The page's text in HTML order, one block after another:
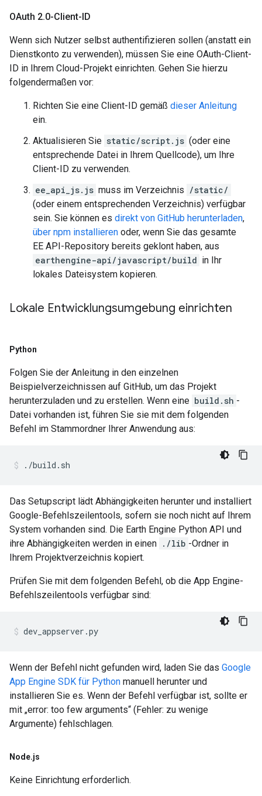
OAuth 2.0-Client-ID
Wenn sich Nutzer selbst authentifizieren sollen (anstatt ein
Dienstkonto zu verwenden), müssen Sie eine OAuth-Client-
ID in Ihrem Cloud-Projekt einrichten. Gehen Sie hierzu
folgendermaßen vor:
Richten Sie eine Client-ID gemäß dieser Anleitung
ein.
Aktualisieren Sie static/script.js (oder eine
entsprechende Datei in Ihrem Quellcode), um Ihre
Client-ID zu verwenden.
ee_api_js.js muss im Verzeichnis /static/
(oder einem entsprechenden Verzeichnis) verfügbar
sein. Sie können es direkt von GitHub herunterladen,
über npm installieren oder, wenn Sie das gesamte
EE API-Repository bereits geklont haben, aus
earthengine-api/javascript/build in Ihr
lokales Dateisystem kopieren.
Lokale Entwicklungsumgebung einrichten
Python
Folgen Sie der Anleitung in den einzelnen
Beispielverzeichnissen auf GitHub, um das Projekt
herunterzuladen und zu erstellen. Wenn eine build.sh -
Datei vorhanden ist, führen Sie sie mit dem folgenden
Befehl im Stammordner Ihrer Anwendung aus:
Das Setupscript lädt Abhängigkeiten herunter und installiert
Google-Befehlszeilentools, sofern sie noch nicht auf Ihrem
System vorhanden sind. Die Earth Engine Python API und
ihre Abhängigkeiten werden in einen ./lib -Ordner in
Ihrem Projektverzeichnis kopiert.
Prüfen Sie mit dem folgenden Befehl, ob die App Engine-
Befehlszeilentools verfügbar sind:
Wenn der Befehl nicht gefunden wird, laden Sie das Google
App Engine SDK für Python manuell herunter und
installieren Sie es. Wenn der Befehl verfügbar ist, sollte er
mit „error: too few arguments“ (Fehler: zu wenige
Argumente) fehlschlagen.
Node.js
Keine Einrichtung erforderlich.